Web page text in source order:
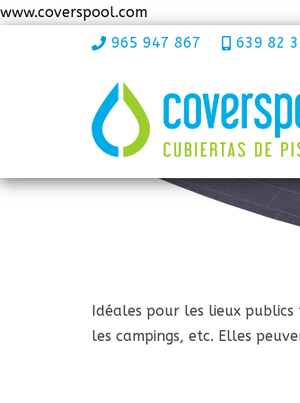
www.coverspool.com
965 947 867
639 82
Idéales pour les lieux publics
les campings, etc. Elles